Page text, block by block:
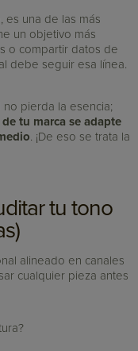
es una de las más
un objetivo más
o compartir datos de
debe seguir esa línea.
pierda la esencia;
tu marca se adapte
. ¡De eso se trata la
tu tono
alineado en canales
cualquier pieza antes